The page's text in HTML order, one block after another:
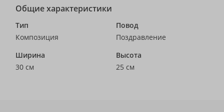
Общие характеристики
Тип
Композиция
Повод
Поздравление
Ширина
30 см
Высота
25 см